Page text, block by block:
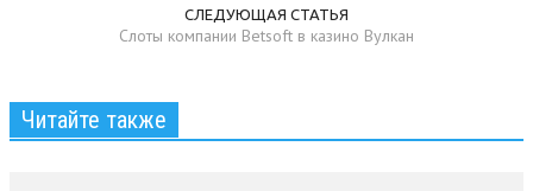
СЛЕДУЮЩАЯ СТАТЬЯ
Слоты компании Betsoft в казино Вулкан
Читайте также